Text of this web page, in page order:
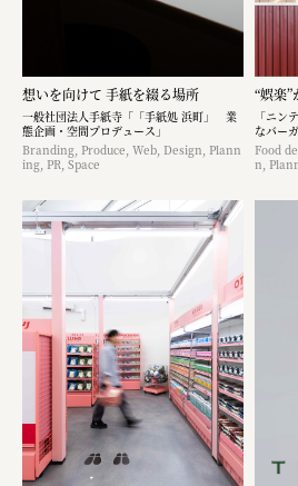
想いを向けて 手紙を綴る場所
一般社団法人手紙寺「「手紙処 浜町」 業
態企画・空間プロデュース」
Branding, Produce, Web, Design, Plann
ing, PR, Space
“娯楽
「ニン
なバー
Food
n,